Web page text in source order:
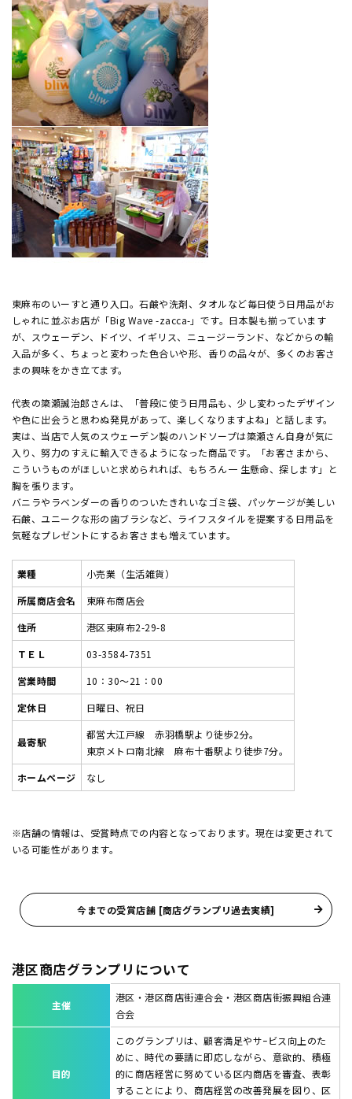
東麻布のいーすと通り入口。石鹸や洗剤、タオルなど毎日使う日用品がお
しゃれに並ぶお店が「Big Wave -zacca-」です。日本製も揃っています
が、スウェーデン、ドイツ、イギリス、ニュージーランド、などからの輸
入品が多く、ちょっと変わった色合いや形、香りの品々が、多くのお客さ
まの興味をかき立てます。
代表の簗瀬誠治郎さんは、「普段に使う日用品も、少し変わったデザイン
や色に出会うと思わぬ発見があって、楽しくなりますよね」と話します。
実は、当店で人気のスウェーデン製のハンドソープは簗瀬さん自身が気に
入り、努力のすえに輸入できるようになった商品です。「お客さまから、
こういうものがほしいと求められれば、もちろん一 生懸命、探します」と
胸を張ります。
バニラやラベンダーの香りのついたきれいなゴミ袋、パッケージが美しい
石鹸、ユニークな形の歯ブラシなど、ライフスタイルを提案する日用品を
気軽なプレゼントにするお客さまも増えています。
業種
小売業（生活雑貨）
所属商店会名
東麻布商店会
住所
港区東麻布2-29-8
ＴＥＬ
03-3584-7351
営業時間
10：30～21：00
定休日
日曜日、祝日
最寄駅
都営大江戸線 赤羽橋駅より徒歩2分。
東京メトロ南北線 麻布十番駅より徒歩7分。
ホームページ
なし
※店舗の情報は、受賞時点での内容となっております。現在は変更されて
いる可能性があります。
今までの受賞店舗 [商店グランプリ過去実績]
港区商店グランプリについて
主催
港区・港区商店街連合会・港区商店街振興組合連
合会
目的
このグランプリは、顧客満足やサｰビス向上のた
めに、時代の要請に即応しながら、意欲的、積極
的に商店経営に努めている区内商店を審査、表彰
することにより、商店経営の改善発展を図り、区